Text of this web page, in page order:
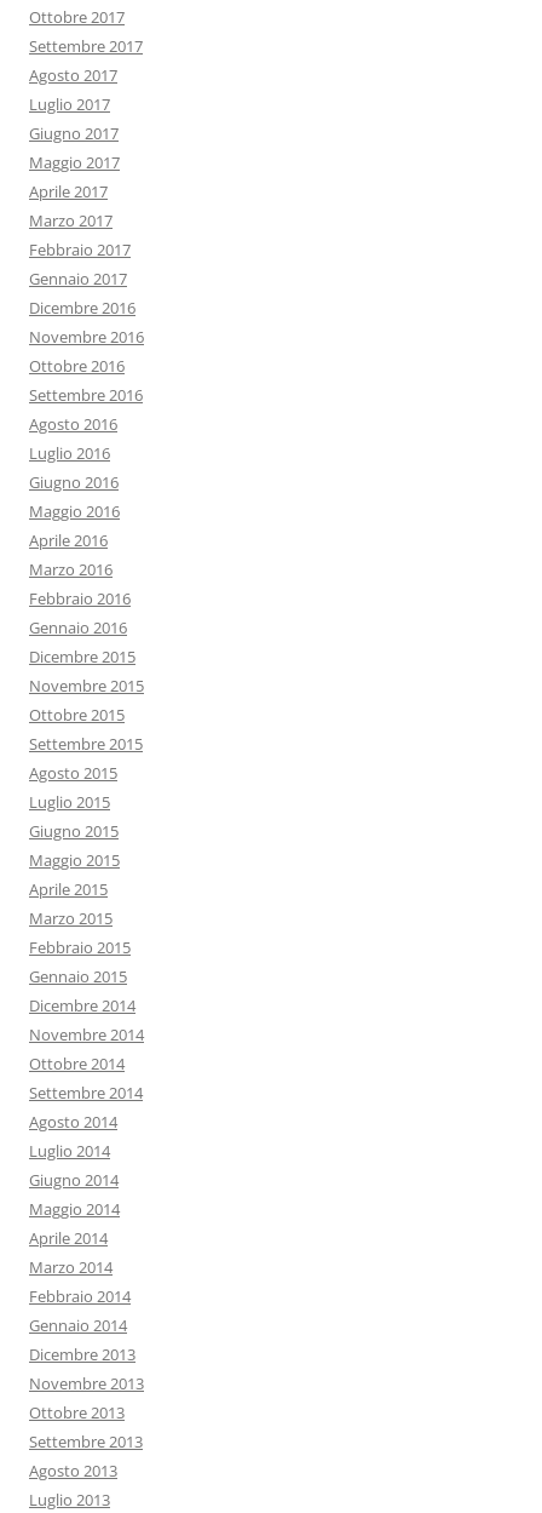
Ottobre 2017
Settembre 2017
Agosto 2017
Luglio 2017
Giugno 2017
Maggio 2017
Aprile 2017
Marzo 2017
Febbraio 2017
Gennaio 2017
Dicembre 2016
Novembre 2016
Ottobre 2016
Settembre 2016
Agosto 2016
Luglio 2016
Giugno 2016
Maggio 2016
Aprile 2016
Marzo 2016
Febbraio 2016
Gennaio 2016
Dicembre 2015
Novembre 2015
Ottobre 2015
Settembre 2015
Agosto 2015
Luglio 2015
Giugno 2015
Maggio 2015
Aprile 2015
Marzo 2015
Febbraio 2015
Gennaio 2015
Dicembre 2014
Novembre 2014
Ottobre 2014
Settembre 2014
Agosto 2014
Luglio 2014
Giugno 2014
Maggio 2014
Aprile 2014
Marzo 2014
Febbraio 2014
Gennaio 2014
Dicembre 2013
Novembre 2013
Ottobre 2013
Settembre 2013
Agosto 2013
Luglio 2013